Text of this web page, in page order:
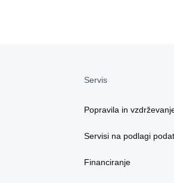
Servis
Popravila in
Servisi na podlagi
Financiranje